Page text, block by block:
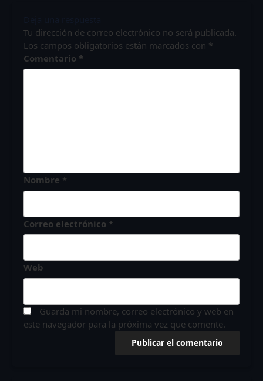
Tu dirección de correo electrónico no será publicada.
Los campos obligatorios están marcados con *
Comentario *
Nombre *
Correo electrónico *
Web
Guarda mi nombre, correo electrónico y web en
este navegador para la próxima vez que comente.